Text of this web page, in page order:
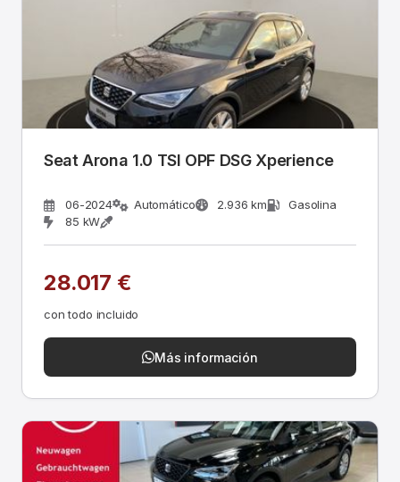
Seat Arona 1.0 TSI OPF DSG Xperience
06-2024 Automático 2.936 km
Gasolina
85 kW
28.017 €
con todo incluido
Más información